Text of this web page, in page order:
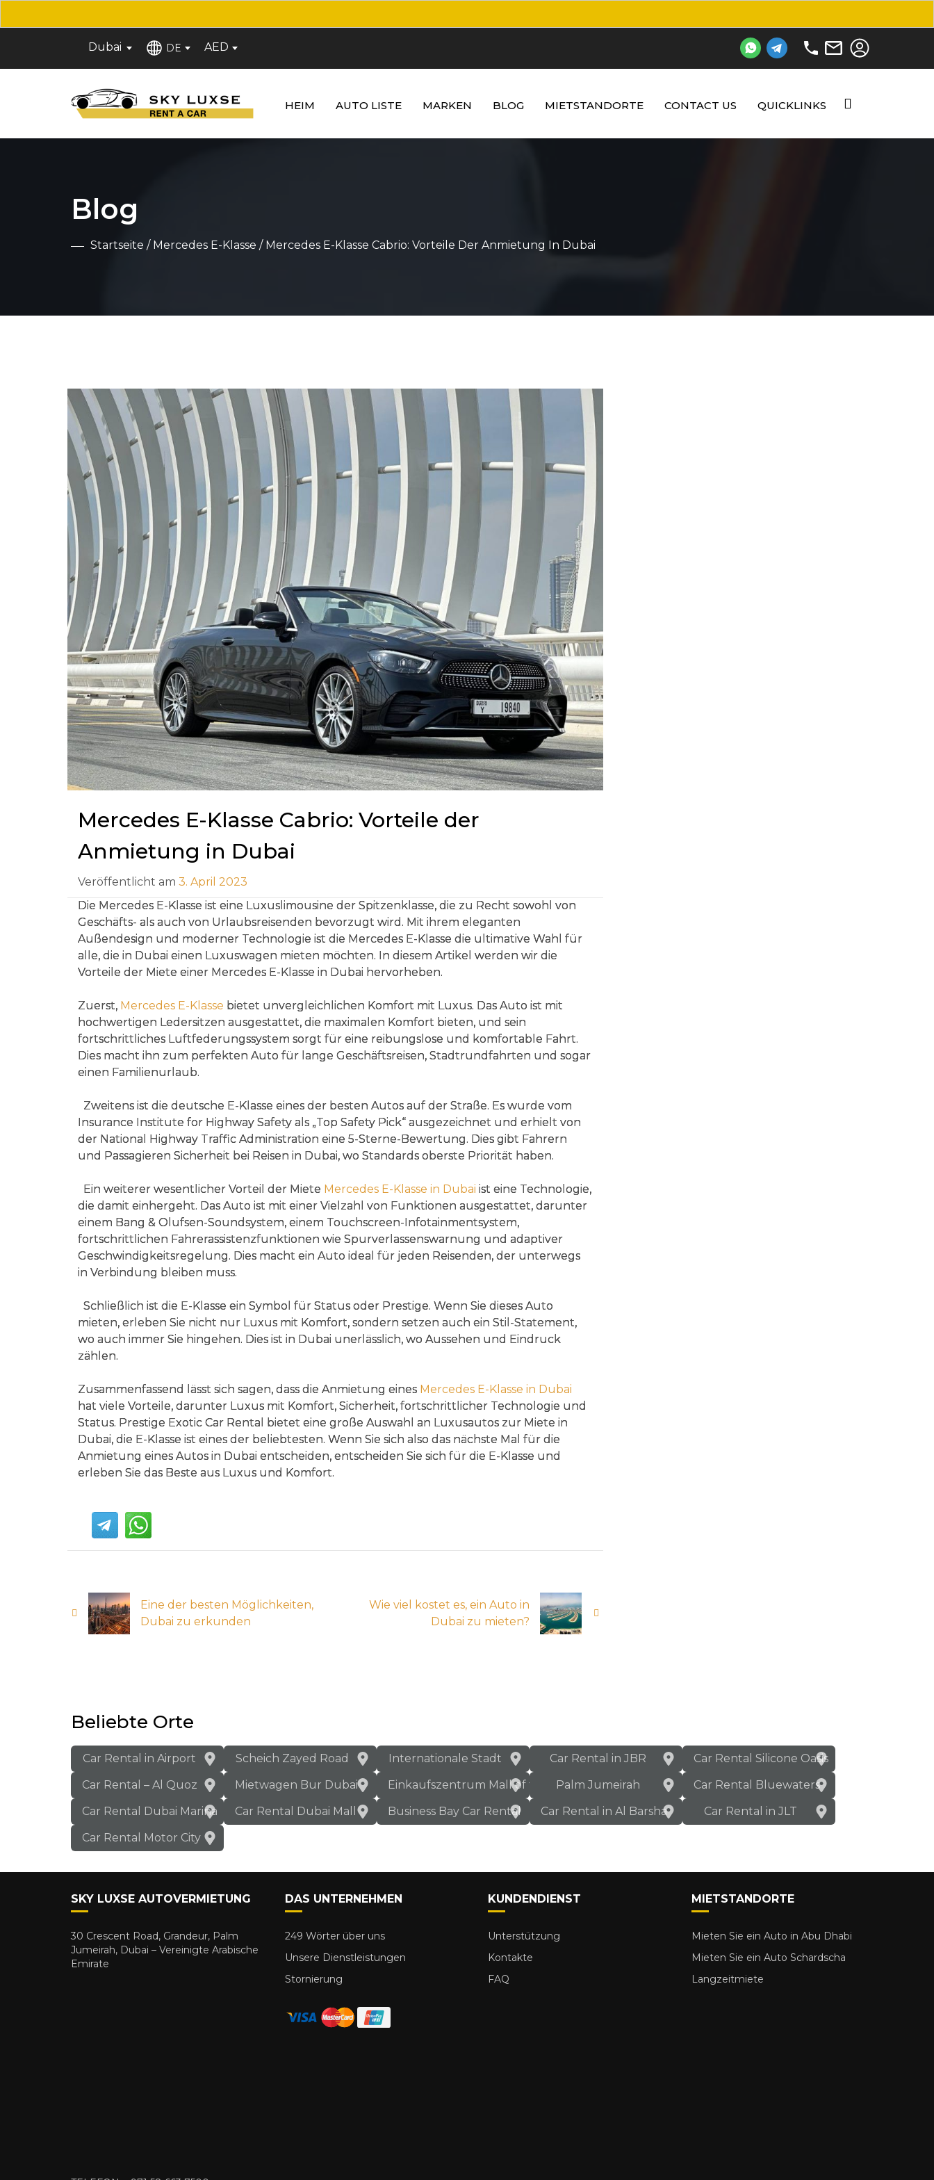
Dubai DE AED
HEIM AUTO LISTE MARKEN BLOG MIETSTANDORTE CONTACT US QUICKLINKS
Blog
Startseite / Mercedes E-Klasse / Mercedes E-Klasse Cabrio: Vorteile Der Anmietung In Dubai
Mercedes E-Klasse Cabrio: Vorteile der
Anmietung in Dubai
Veröffentlicht am 3. April 2023
Die Mercedes E-Klasse ist eine Luxuslimousine der Spitzenklasse, die zu Recht sowohl von
Geschäfts- als auch von Urlaubsreisenden bevorzugt wird. Mit ihrem eleganten
Außendesign und moderner Technologie ist die Mercedes E-Klasse die ultimative Wahl für
alle, die in Dubai einen Luxuswagen mieten möchten. In diesem Artikel werden wir die
Vorteile der Miete einer Mercedes E-Klasse in Dubai hervorheben.
Zuerst, Mercedes E-Klasse bietet unvergleichlichen Komfort mit Luxus. Das Auto ist mit
hochwertigen Ledersitzen ausgestattet, die maximalen Komfort bieten, und sein
fortschrittliches Luftfederungssystem sorgt für eine reibungslose und komfortable Fahrt.
Dies macht ihn zum perfekten Auto für lange Geschäftsreisen, Stadtrundfahrten und sogar
einen Familienurlaub.
Zweitens ist die deutsche E-Klasse eines der besten Autos auf der Straße. Es wurde vom
Insurance Institute for Highway Safety als „Top Safety Pick“ ausgezeichnet und erhielt von
der National Highway Traffic Administration eine 5-Sterne-Bewertung. Dies gibt Fahrern
und Passagieren Sicherheit bei Reisen in Dubai, wo Standards oberste Priorität haben.
Ein weiterer wesentlicher Vorteil der Miete Mercedes E-Klasse in Dubai ist eine Technologie,
die damit einhergeht. Das Auto ist mit einer Vielzahl von Funktionen ausgestattet, darunter
einem Bang & Olufsen-Soundsystem, einem Touchscreen-Infotainmentsystem,
fortschrittlichen Fahrerassistenzfunktionen wie Spurverlassenswarnung und adaptiver
Geschwindigkeitsregelung. Dies macht ein Auto ideal für jeden Reisenden, der unterwegs
in Verbindung bleiben muss.
Schließlich ist die E-Klasse ein Symbol für Status oder Prestige. Wenn Sie dieses Auto
mieten, erleben Sie nicht nur Luxus mit Komfort, sondern setzen auch ein Stil-Statement,
wo auch immer Sie hingehen. Dies ist in Dubai unerlässlich, wo Aussehen und Eindruck
zählen.
Zusammenfassend lässt sich sagen, dass die Anmietung eines Mercedes E-Klasse in Dubai
hat viele Vorteile, darunter Luxus mit Komfort, Sicherheit, fortschrittlicher Technologie und
Status. Prestige Exotic Car Rental bietet eine große Auswahl an Luxusautos zur Miete in
Dubai, die E-Klasse ist eines der beliebtesten. Wenn Sie sich also das nächste Mal für die
Anmietung eines Autos in Dubai entscheiden, entscheiden Sie sich für die E-Klasse und
erleben Sie das Beste aus Luxus und Komfort.
Eine der besten Möglichkeiten,
Dubai zu erkunden
Wie viel kostet es, ein Auto in
Dubai zu mieten?
Beliebte Orte
Car Rental in Airport Scheich Zayed Road Internationale Stadt Car Rental in JBR
Car Rental Silicone Oasis
Car Rental – Al Quoz
Mietwagen Bur Dubai Einkaufszentrum Mall of the EmiratesPalm Jumeirah
Car Rental Bluewaters
Car Rental Dubai Marina
Car Rental Dubai Mall Business Bay Car Rental Car Rental in Al Barsha
Car Rental in JLT
Car Rental Motor City
SKY LUXSE AUTOVERMIETUNG
30 Crescent Road, Grandeur, Palm
Jumeirah, Dubai – Vereinigte Arabische
Emirate
DAS UNTERNEHMEN
249 Wörter über uns
Unsere Dienstleistungen
Stornierung
KUNDENDIENST
Unterstützung
Kontakte
FAQ
MIETSTANDORTE
Mieten Sie ein Auto in Abu Dhabi
Mieten Sie ein Auto Schardscha
Langzeitmiete